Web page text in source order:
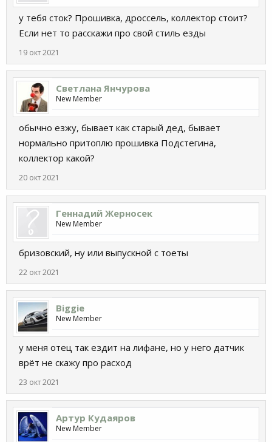
у тебя сток? Прошивка, дроссель, коллектор стоит?
Если нет то расскажи про свой стиль езды
19 окт 2021
Светлана Янчурова
New Member
обычно езжу, бывает как старый дед, бывает
нормально притоплю прошивка Подстегина,
коллектор какой?
20 окт 2021
Геннадий Жерносек
New Member
бризовский, ну или выпускной с тоеты
22 окт 2021
Biggie
New Member
у меня отец так ездит на лифане, но у него датчик
врёт не скажу про расход
23 окт 2021
Артур Кудаяров
New Member